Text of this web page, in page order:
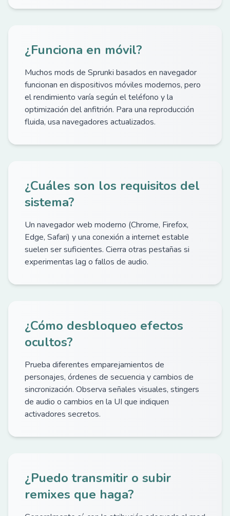
¿Funciona en móvil?
Muchos mods de Sprunki basados en navegador
funcionan en dispositivos móviles modernos, pero
el rendimiento varía según el teléfono y la
optimización del anfitrión. Para una reproducción
fluida, usa navegadores actualizados.
¿Cuáles son los requisitos del
sistema?
Un navegador web moderno (Chrome, Firefox,
Edge, Safari) y una conexión a internet estable
suelen ser suficientes. Cierra otras pestañas si
experimentas lag o fallos de audio.
¿Cómo desbloqueo efectos
ocultos?
Prueba diferentes emparejamientos de
personajes, órdenes de secuencia y cambios de
sincronización. Observa señales visuales, stingers
de audio o cambios en la UI que indiquen
activadores secretos.
¿Puedo transmitir o subir
remixes que haga?